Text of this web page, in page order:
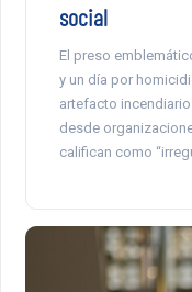
social
El preso
y un día por
artefacto
desde
califican como